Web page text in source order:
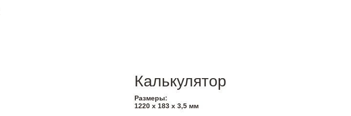
Калькулятор
Размеры:
1220 х 183 х 3,5 мм